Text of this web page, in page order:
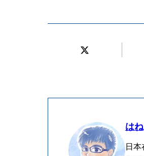
はね
日本